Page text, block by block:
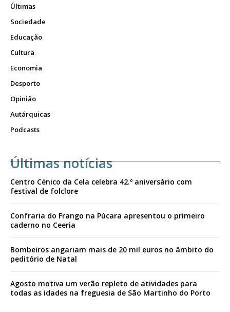
Últimas
Sociedade
Educação
Cultura
Economia
Desporto
Opinião
Autárquicas
Podcasts
Últimas notícias
Centro Cénico da Cela celebra 42.º aniversário com
festival de folclore
Confraria do Frango na Púcara apresentou o primeiro
caderno no Ceeria
Bombeiros angariam mais de 20 mil euros no âmbito do
peditório de Natal
Agosto motiva um verão repleto de atividades para
todas as idades na freguesia de São Martinho do Porto